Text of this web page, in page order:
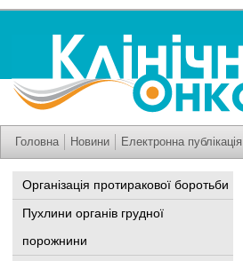
Головна Новини Електронна публікація
Організація протиракової боротьби
Пухлини органів грудної
порожнини